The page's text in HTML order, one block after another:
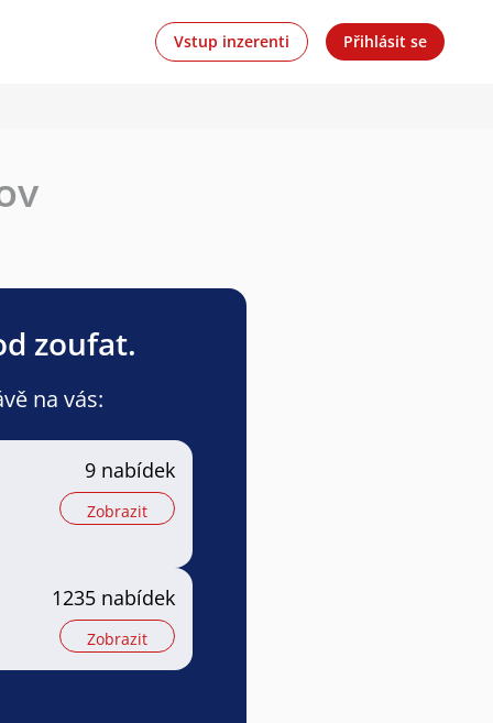
Vstup inzerenti Přihlásit se
zoufat.
na vás:
9 nabídek
Zobrazit
1235 nabídek
Zobrazit